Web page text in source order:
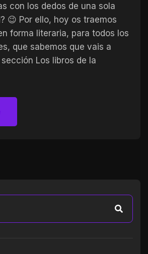
con los dedos de una sola
😉 Por ello, hoy os traemos
forma literaria, para todos los
que sabemos que vais a
Los libros de la